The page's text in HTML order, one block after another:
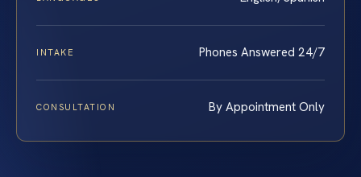
INTAKE Phones Answered 24/7
CONSULTATION By Appointment Only